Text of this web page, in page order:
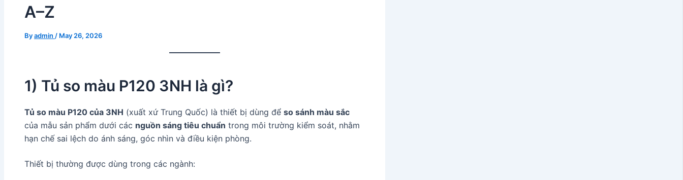
A–Z
Byadmin / May 26, 2026
1) Tủ so màu P120 3NH là gì?
Tủ so màu P120 của 3NH (xuất xứ Trung Quốc) là thiết bị dùng để so sánh màu sắc
của mẫu sản phẩm dưới các nguồn sáng tiêu chuẩn trong môi trường kiểm soát, nhằm
hạn chế sai lệch do ánh sáng, góc nhìn và điều kiện phòng.
Thiết bị thường được dùng trong các ngành: